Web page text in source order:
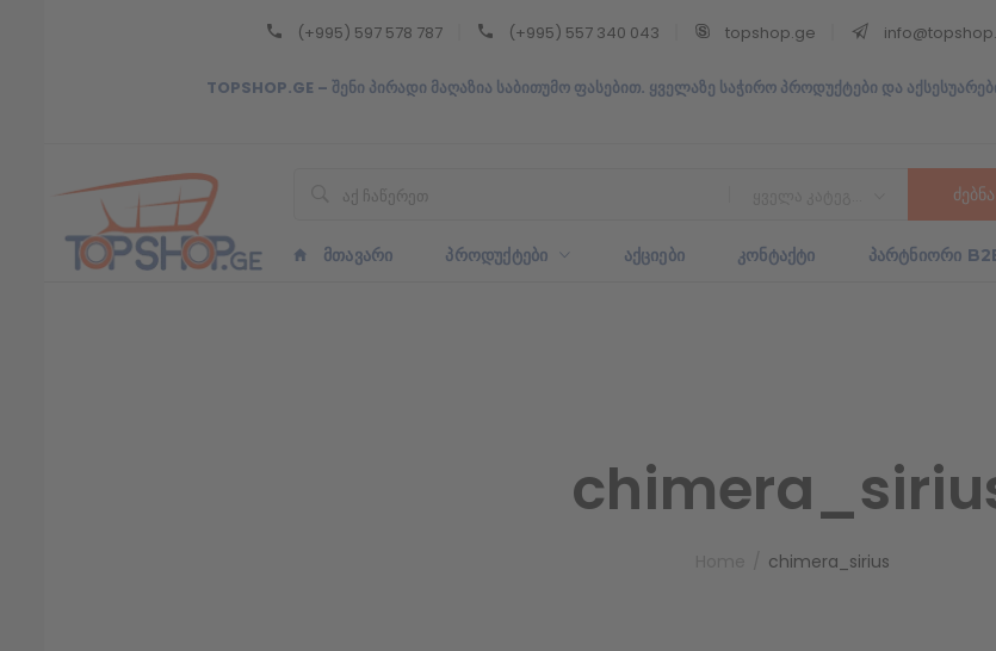
(+995) 597 578 787 (+995) 557 340 043 topshop.ge
TOPSHOP.GE – შენი პირადი მაღაზია საბითუმო ფასებით. ყველაზე საჭირო პროდუქტები და
ᲛᲗᲐᲕᲐᲠᲘ ᲞᲠᲝᲓᲣᲥᲢᲔᲑᲘ ᲐᲥᲪᲘᲔᲑᲘ ᲙᲝᲜᲢᲐᲥᲢᲘ ᲞᲐᲠᲢᲜᲘᲝᲠᲘ
chimera_sirius